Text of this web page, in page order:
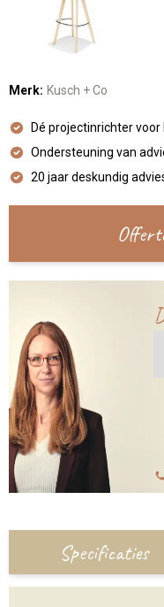
Merk: Kusch + Co
Dé projectinrichter voor
Ondersteuning van
20 jaar deskundig
Specificaties